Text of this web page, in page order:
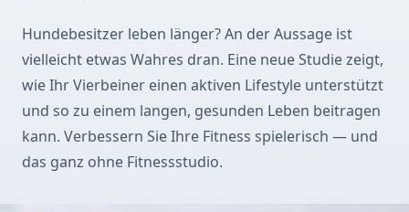
Hundebesitzer leben länger? An der Aussage ist
vielleicht etwas Wahres dran. Eine neue Studie zeigt,
wie Ihr Vierbeiner einen aktiven Lifestyle unterstützt
und so zu einem langen, gesunden Leben beitragen
kann. Verbessern Sie Ihre Fitness spielerisch — und
das ganz ohne Fitnessstudio.